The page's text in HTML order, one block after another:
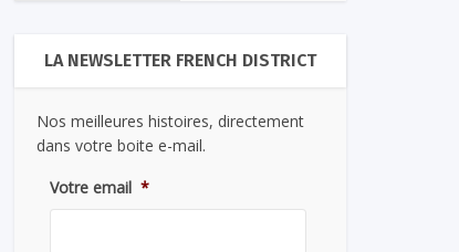
LA NEWSLETTER FRENCH DISTRICT
Nos meilleures histoires, directement
dans votre boite e-mail.
Votre email *